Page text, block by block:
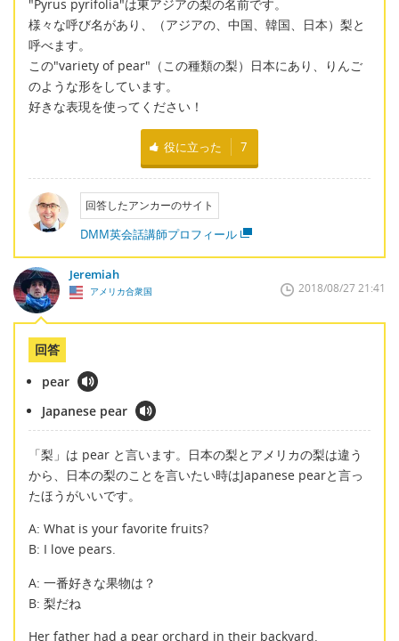
"Pyrus pyrifolia"は東アジアの梨の名前です。
様々な呼び名があり、（アジアの、中国、韓国、日本）梨と
呼べます。
この"variety of pear"（この種類の梨）日本にあり、りんご
のような形をしています。
好きな表現を使ってください！
役に立った 7
回答したアンカーのサイト
DMM英会話講師プロフィール
Jeremiah
アメリカ合衆国 2018/08/27 21:41
回答
pear
Japanese pear
「梨」は pear と言います。日本の梨とアメリカの梨は違う
から、日本の梨のことを言いたい時はJapanese pearと言っ
たほうがいいです。
A: What is your favorite fruits?
B: I love pears.
A: 一番好きな果物は？
B: 梨だね
Her father had a pear orchard in their backyard.